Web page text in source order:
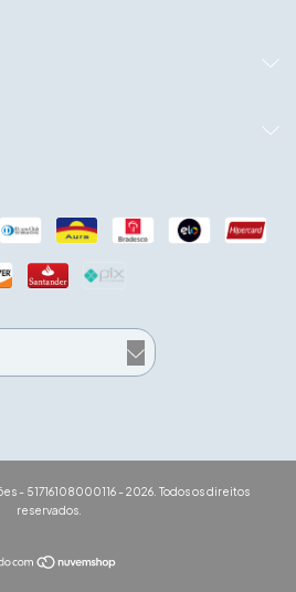
- 51716108000116 - 2026. Todos os direitos
reservados.